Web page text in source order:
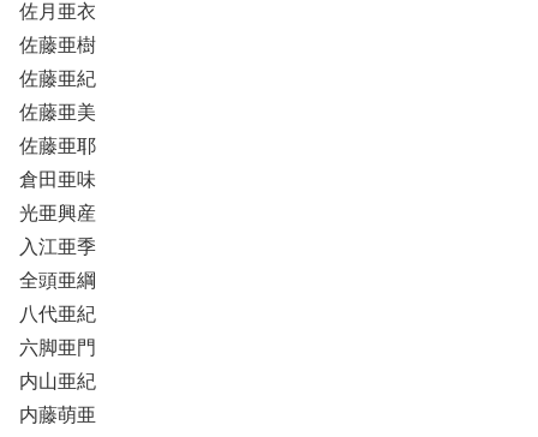
佐月亜衣
佐藤亜樹
佐藤亜紀
佐藤亜美
佐藤亜耶
倉田亜味
光亜興産
入江亜季
全頭亜綱
八代亜紀
六脚亜門
内山亜紀
内藤萌亜